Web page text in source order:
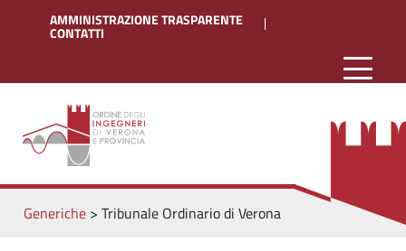
AMMINISTRAZIONE TRASPARENTE
CONTATTI
Generiche> Tribunale Ordinario di Verona